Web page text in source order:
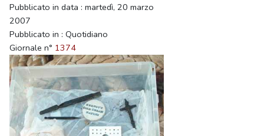
Pubblicato in data : martedì, 20 marzo
2007
Pubblicato in : Quotidiano
Giornale n° 1374